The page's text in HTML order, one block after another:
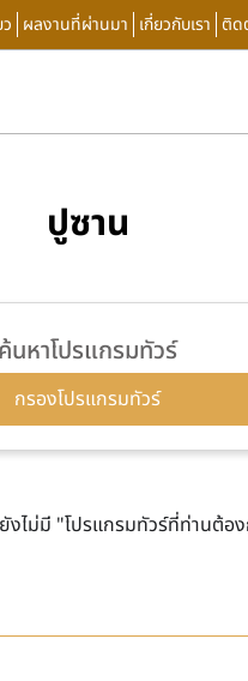
ผลงานที่ผ่านมา เกี่ยวกับเรา ติด
ปูซาน
ค้นหาโปรแกรมทัวร์
กรองโปรแกรมทัวร์
ไม่มี "โปรแกรมทัวร์ที่ท่านต้อ